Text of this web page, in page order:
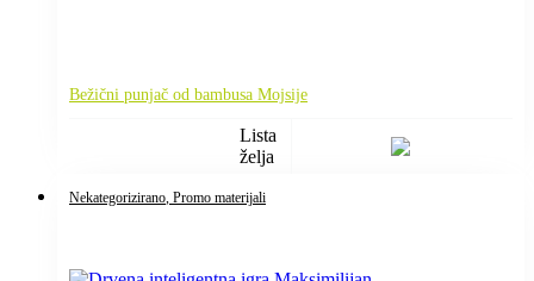
Bežični punjač od bambusa Mojsije
Lista
želja
Nekategorizirano , Promo materijali